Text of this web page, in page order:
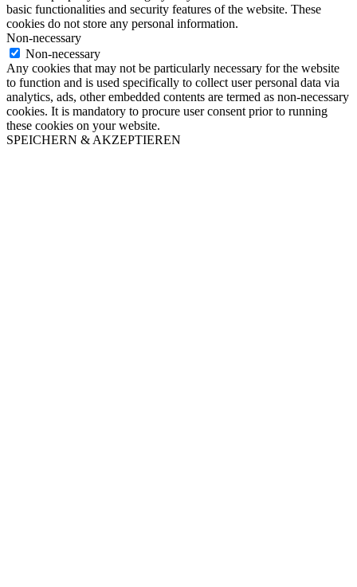
basic functionalities and security features of the website. These
cookies do not store any personal information.
Non-necessary
Non-necessary
Any cookies that may not be particularly necessary for the website
to function and is used specifically to collect user personal data via
analytics, ads, other embedded contents are termed as non-necessary
cookies. It is mandatory to procure user consent prior to running
these cookies on your website.
SPEICHERN & AKZEPTIEREN